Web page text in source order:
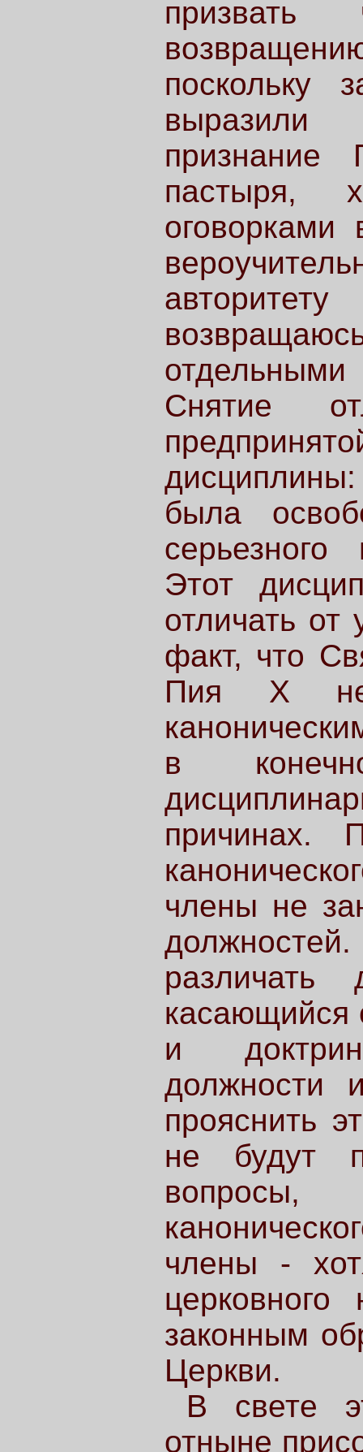
призвать
поскольку
выразили
пастыря,
оговорками
Снятие
была
Этот
отличать от
факт, что
Пия X не
в
причинах.
члены не
различать
касающийся
и
должности
прояснить
не будут
члены -
законным
Церкви.
В свете
отныне